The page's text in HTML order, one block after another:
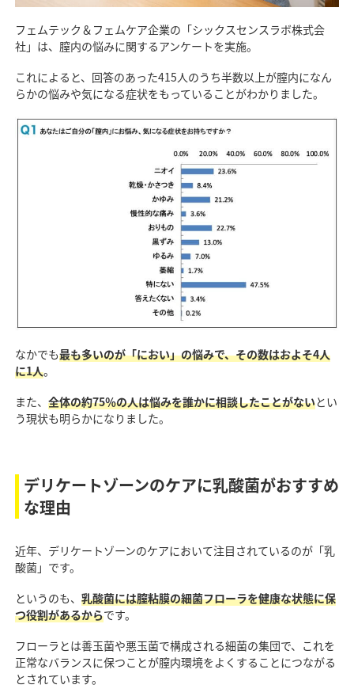
フェムテック＆フェムケア企業の「シックスセンスラボ株式会
社」は、膣内の悩みに関するアンケートを実施。
これによると、回答のあった415人のうち半数以上が膣内になん
らかの悩みや気になる症状をもっていることがわかりました。
なかでも最も多いのが「におい」の悩みで、その数はおよそ4人
に1人。
また、 全体の約75％の人は悩みを誰かに相談したことがないとい
う現状も明らかになりました。
デリケートゾーンのケアに乳酸菌がおすすめ
な理由
近年、デリケートゾーンのケアにおいて注目されているのが「乳
酸菌」です。
というのも、 乳酸菌には膣粘膜の細菌フローラを健康な状態に保
つ役割があるからです。
フローラとは善玉菌や悪玉菌で構成される細菌の集団で、これを
正常なバランスに保つことが膣内環境をよくすることにつながる
とされています。